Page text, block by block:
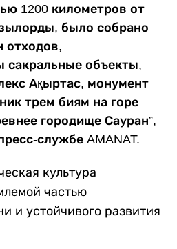
1200 километров от
было собрано
отходов,
сакральные объекты,
Ақыртас, монумент
трем биям на горе
городище Сауран”,
службе AMANAT.
культура
частью
и устойчивого развития